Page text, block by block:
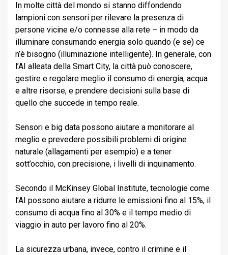
In molte città del mondo si stanno diffondendo
lampioni con sensori per rilevare la presenza di
persone vicine e/o connesse alla rete – in modo da
illuminare consumando energia solo quando (e se) ce
n’è bisogno (illuminazione intelligente). In generale, con
l’AI alleata della Smart City, la città può conoscere,
gestire e regolare meglio il consumo di energia, acqua
e altre risorse, e prendere decisioni sulla base di
quello che succede in tempo reale.
Sensori e big data possono aiutare a monitorare al
meglio e prevedere possibili problemi di origine
naturale (allagamenti per esempio) e a tener
sott’occhio, con precisione, i livelli di inquinamento.
Secondo il McKinsey Global Institute, tecnologie come
l’AI possono aiutare a ridurre le emissioni fino al 15%, il
consumo di acqua fino al 30% e il tempo medio di
viaggio in auto per lavoro fino al 20%.
La sicurezza urbana, invece, contro il crimine e il